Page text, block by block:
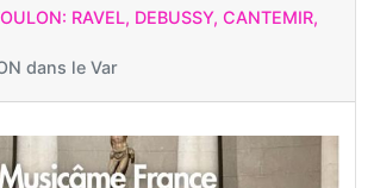
RAVEL, DEBUSSY, CANTEMIR,
dans le Var